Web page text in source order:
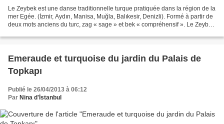
Le Zeybek est une danse traditionnelle turque pratiquée dans la région de la
mer Egée. (İzmir, Aydın, Manisa, Muğla, Balıkesir, Denizli). Formé à partir de
deux mots anciens du turc, zag « sage » et bek « compréhensif ». Le Zeybek
Emeraude et turquoise du jardin du Palais de
Topkapı
Publié le 26/04/2013 à 06:12
Par Nina d'İstanbul